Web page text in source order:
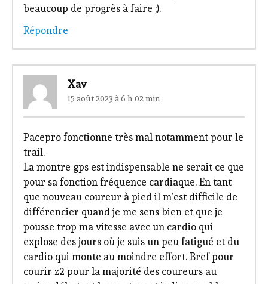
beaucoup de progrès à faire ;).
Répondre
Xav
15 août 2023 à 6 h 02 min
Pacepro fonctionne très mal notamment pour le
trail.
La montre gps est indispensable ne serait ce que
pour sa fonction fréquence cardiaque. En tant
que nouveau coureur à pied il m’est difficile de
différencier quand je me sens bien et que je
pousse trop ma vitesse avec un cardio qui
explose des jours où je suis un peu fatigué et du
cardio qui monte au moindre effort. Bref pour
courir z2 pour la majorité des coureurs au